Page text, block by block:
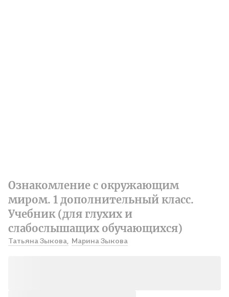
Ознакомление с окружающим
миром. 1 дополнительный класс.
Учебник (для глухих и
слабослышащих обучающихся)
Татьяна Зыкова, Марина Зыкова